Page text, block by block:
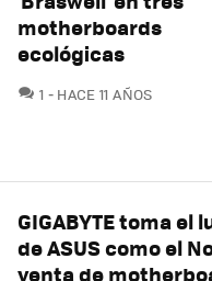
motherboards
ecológicas
1 COMENTARIOS
HACE 11 AÑOS
GIGABYTE toma el
de ASUS como el
venta de